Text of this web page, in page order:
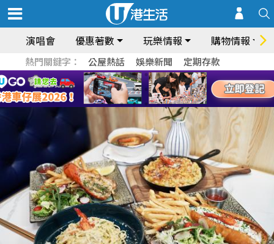
演唱會 優惠著數 玩樂情報 購物情報
熱門關鍵字： 公屋熱話 娛樂新聞 定期存款